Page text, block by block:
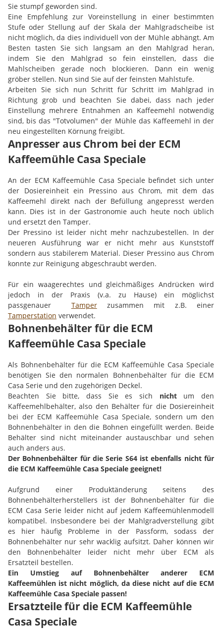
Sie stumpf geworden sind.
Eine Empfehlung zur Voreinstellung in einer bestimmten
Stufe oder Stellung auf der Skala der Mahlgradscheibe ist
nicht möglich, da dies individuell von der Mühle abhängt. Am
Besten tasten Sie sich langsam an den Mahlgrad heran,
indem Sie den Mahlgrad so fein einstellen, dass die
Mahlscheiben gerade noch blockieren. Dann ein wenig
gröber stellen. Nun sind Sie auf der feinsten Mahlstufe.
Arbeiten Sie sich nun Schritt für Schritt im Mahlgrad in
Richtung grob und beachten Sie dabei, dass nach jeder
Einstellung mehrere Entnahmen an Kaffeemehl notwendig
sind, bis das "Totvolumen" der Mühle das Kaffeemehl in der
neu eingestellten Körnung freigibt.
Anpresser aus Chrom bei der ECM
Kaffeemühle Casa Speciale
An der ECM Kaffeemühle Casa Speciale befindet sich unter
der Dosiereinheit ein Pressino aus Chrom, mit dem das
Kaffeemehl direkt nach der Befüllung angepresst werden
kann. Dies ist in der Gastronomie auch heute noch üblich
und ersetzt den Tamper.
Der Pressino ist leider nicht mehr nachzubestellen. In der
neueren Ausführung war er nicht mehr aus Kunststoff
sondern aus stabilerem Material. Dieser Pressino aus Chrom
konnte zur Reinigung abgeschraubt werden.
Für ein waagerechtes und gleichmäßiges Andrücken wird
jedoch in der Praxis (v.a. zu Hause) ein möglichst
passgenauer Tamperzusammen mit z.B. einer
Tamperstation verwendet.
Bohnenbehälter für die ECM
Kaffeemühle Casa Speciale
Als Bohnenbehälter für die ECM Kaffeemühle Casa Speciale
benötigen Sie den normalen Bohnenbehälter für die ECM
Casa Serie und den zugehörigen Deckel.
Beachten Sie bitte, dass Sie es sich nichtum den
Kaffeemehlbehälter, also den Behälter für die Dosiereinheit
bei der ECM Kaffeemühle Casa Speciale, sondern um den
Bohnenbehälter in den die Bohnen eingefüllt werden. Beide
Behälter sind nicht miteinander austauschbar und sehen
auch anders aus.
Der Bohnenbehälter für die Serie S64 ist ebenfalls nicht für
die ECM Kaffeemühle Casa Speciale geeignet!
Aufgrund einer Produktänderung seitens des
Bohnenbehälterherstellers ist der Bohnenbehälter für die
ECM Casa Serie leider nicht auf jedem Kaffeemühlenmodell
kompatibel. Insbesondere bei der Mahlgradverstellung gibt
es hier häufig Probleme in der Passform, sodass der
Bohnenbehälter nur sehr wacklig aufsitzt. Daher können wir
den Bohnenbehälter leider nicht mehr über ECM als
Ersatzteil bestellen.
Ein Umstieg auf Bohnenbehälter anderer ECM
Kaffeemühlen ist nicht möglich, da diese nicht auf die ECM
Kaffeemühle Casa Speciale passen!
Ersatzteile für die ECM Kaffeemühle
Casa Speciale